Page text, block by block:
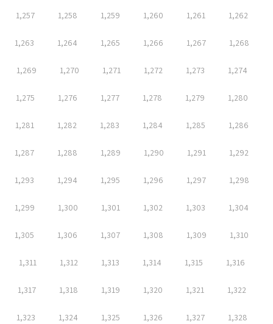
1,257 1,258 1,259 1,260 1,261 1,262
1,263 1,264 1,265 1,266 1,267 1,268
1,269 1,270 1,271 1,272 1,273 1,274
1,275 1,276 1,277 1,278 1,279 1,280
1,281 1,282 1,283 1,284 1,285 1,286
1,287 1,288 1,289 1,290 1,291 1,292
1,293 1,294 1,295 1,296 1,297 1,298
1,299 1,300 1,301 1,302 1,303 1,304
1,305 1,306 1,307 1,308 1,309 1,310
1,311 1,312 1,313 1,314 1,315 1,316
1,317 1,318 1,319 1,320 1,321 1,322
1,323 1,324 1,325 1,326 1,327 1,328